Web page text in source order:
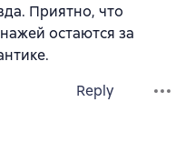
Приятно, что
остаются за
Reply